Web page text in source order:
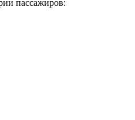
пассажиров: